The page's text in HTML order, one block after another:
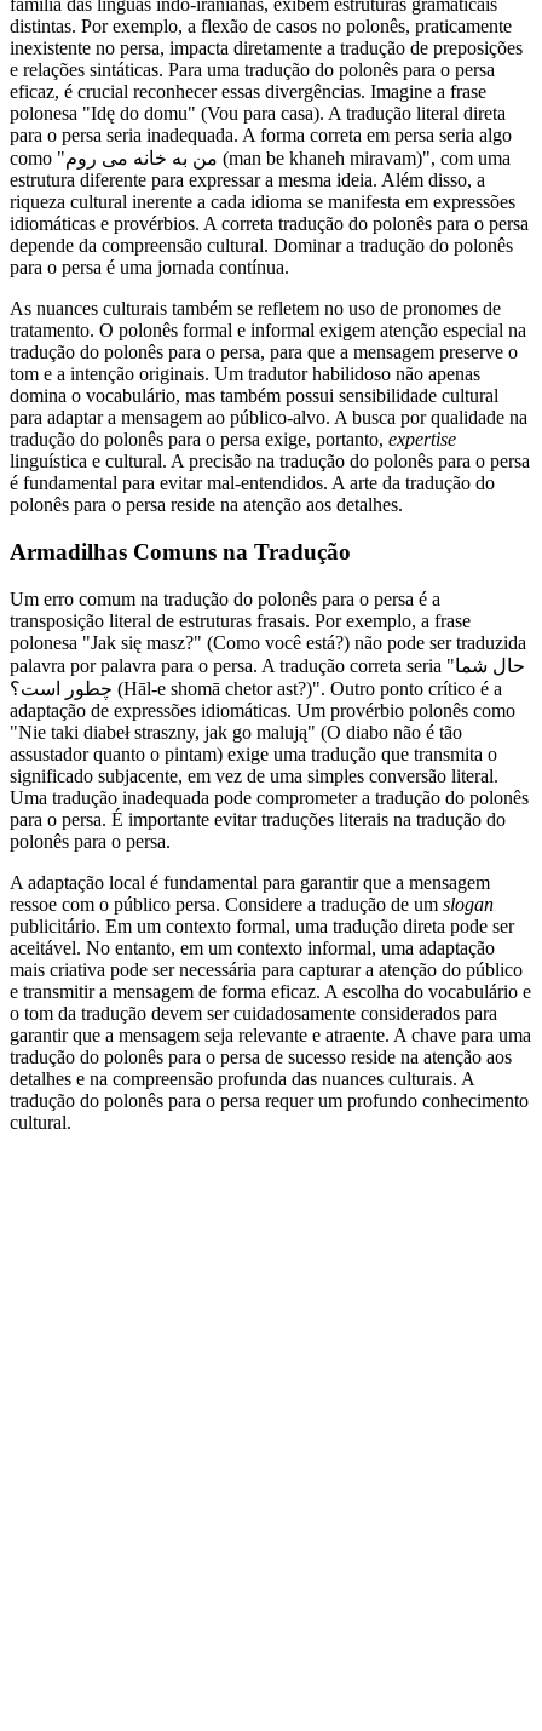
família das línguas indo-iranianas, exibem estruturas gramaticais
distintas. Por exemplo, a flexão de casos no polonês, praticamente
inexistente no persa, impacta diretamente a tradução de preposições
e relações sintáticas. Para uma tradução do polonês para o persa
eficaz, é crucial reconhecer essas divergências. Imagine a frase
polonesa "Idę do domu" (Vou para casa). A tradução literal direta
para o persa seria inadequada. A forma correta em persa seria algo
como "من به خانه می روم (man be khaneh miravam)", com uma
estrutura diferente para expressar a mesma ideia. Além disso, a
riqueza cultural inerente a cada idioma se manifesta em expressões
idiomáticas e provérbios. A correta tradução do polonês para o persa
depende da compreensão cultural. Dominar a tradução do polonês
para o persa é uma jornada contínua.
As nuances culturais também se refletem no uso de pronomes de
tratamento. O polonês formal e informal exigem atenção especial na
tradução do polonês para o persa, para que a mensagem preserve o
tom e a intenção originais. Um tradutor habilidoso não apenas
domina o vocabulário, mas também possui sensibilidade cultural
para adaptar a mensagem ao público-alvo. A busca por qualidade na
tradução do polonês para o persa exige, portanto, expertise
linguística e cultural. A precisão na tradução do polonês para o persa
é fundamental para evitar mal-entendidos. A arte da tradução do
polonês para o persa reside na atenção aos detalhes.
Armadilhas Comuns na Tradução
Um erro comum na tradução do polonês para o persa é a
transposição literal de estruturas frasais. Por exemplo, a frase
polonesa "Jak się masz?" (Como você está?) não pode ser traduzida
palavra por palavra para o persa. A tradução correta seria "حال شما
چطور است؟ (Hāl-e shomā chetor ast?)". Outro ponto crítico é a
adaptação de expressões idiomáticas. Um provérbio polonês como
"Nie taki diabeł straszny, jak go malują" (O diabo não é tão
assustador quanto o pintam) exige uma tradução que transmita o
significado subjacente, em vez de uma simples conversão literal.
Uma tradução inadequada pode comprometer a tradução do polonês
para o persa. É importante evitar traduções literais na tradução do
polonês para o persa.
A adaptação local é fundamental para garantir que a mensagem
ressoe com o público persa. Considere a tradução de um slogan
publicitário. Em um contexto formal, uma tradução direta pode ser
aceitável. No entanto, em um contexto informal, uma adaptação
mais criativa pode ser necessária para capturar a atenção do público
e transmitir a mensagem de forma eficaz. A escolha do vocabulário e
o tom da tradução devem ser cuidadosamente considerados para
garantir que a mensagem seja relevante e atraente. A chave para uma
tradução do polonês para o persa de sucesso reside na atenção aos
detalhes e na compreensão profunda das nuances culturais. A
tradução do polonês para o persa requer um profundo conhecimento
cultural.